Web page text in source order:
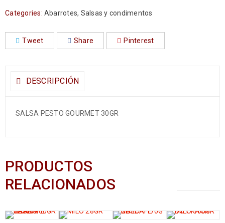
Categories: Abarrotes, Salsas y condimentos
Tweet Share Pinterest
DESCRIPCIÓN
SALSA PESTO GOURMET 30GR
PRODUCTOS
RELACIONADOS